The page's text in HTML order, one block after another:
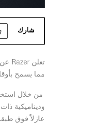
شارك
مما يسمح
عازلاً فوق